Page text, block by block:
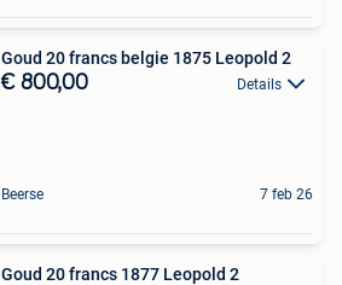
Goud 20 francs belgie 1875 Leopold 2
€ 800,00 Details
Beerse 7 feb 26
Goud 20 francs 1877 Leopold 2